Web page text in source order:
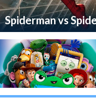
Spiderman vs